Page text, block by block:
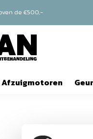
de €500,-
Afzuigmotoren